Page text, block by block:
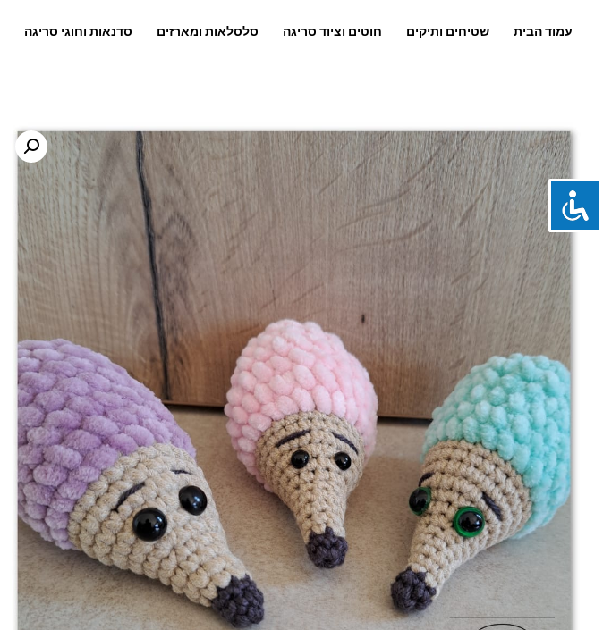
עמוד הבית שטיחים ותיקים חוטים וציוד סריגה סלסלאות ומארזים סדנאות וחוגי סריגה